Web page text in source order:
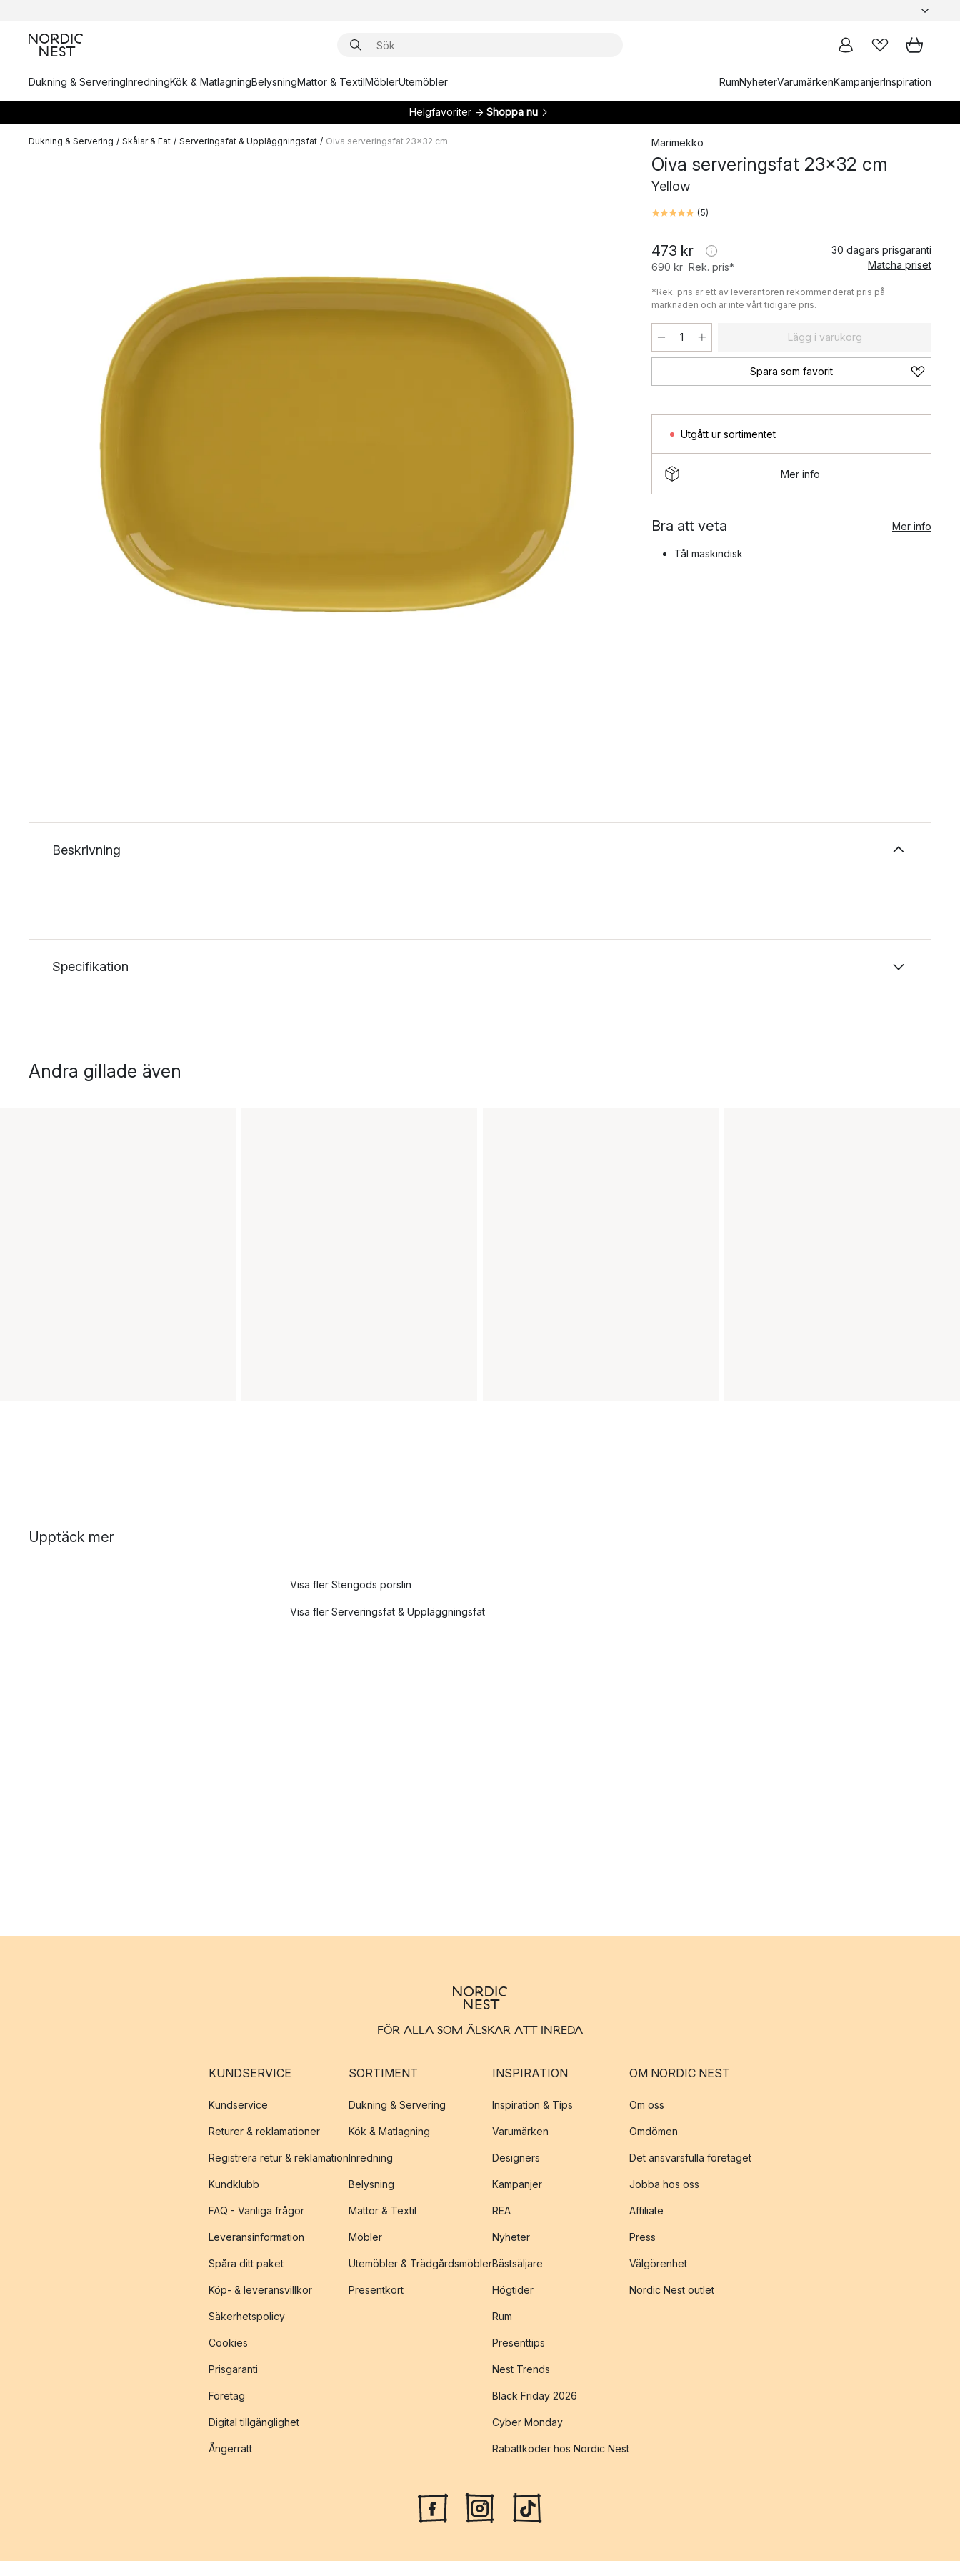
Dukning & ServeringInredningKök & MatlagningBelysningMattor & TextilMöblerUtemöbler RumNyheterVarumärkenKampanjerInspiration
Helgfavoriter → Shoppa nu
Dukning & Servering / Skålar & Fat / Serveringsfat & Uppläggningsfat / Oiva serveringsfat 23x32 cm Marimekko
Oiva serveringsfat 23x32 cm
Yellow
(5)
473 kr
690 kr Rek. pris*
30 dagars prisgaranti
Matcha priset
*Rek. pris är ett av leverantören rekommenderat pris på
marknaden och är inte vårt tidigare pris.
Lägg i varukorg
Spara som favorit
Utgått ur sortimentet
Mer info
Bra att veta Mer info
Tål maskindisk
Beskrivning
Specifikation
Andra gillade även
Upptäck mer
Visa fler Stengods porslin
Visa fler Serveringsfat & Uppläggningsfat
FÖR ALLA SOM ÄLSKAR ATT INREDA
KUNDSERVICE
Kundservice
Returer & reklamationer
Registrera retur & reklamation
Kundklubb
FAQ - Vanliga frågor
Leveransinformation
Spåra ditt paket
Köp- & leveransvillkor
Säkerhetspolicy
Cookies
Prisgaranti
Företag
Digital tillgänglighet
Ångerrätt
SORTIMENT
Dukning & Servering
Kök & Matlagning
Inredning
Belysning
Mattor & Textil
Möbler
Utemöbler & Trädgårdsmöbler
Presentkort
INSPIRATION
Inspiration & Tips
Varumärken
Designers
Kampanjer
REA
Nyheter
Bästsäljare
Högtider
Rum
Presenttips
Nest Trends
Black Friday 2026
Cyber Monday
Rabattkoder hos Nordic Nest
OM NORDIC NEST
Om oss
Omdömen
Det ansvarsfulla företaget
Jobba hos oss
Affiliate
Press
Välgörenhet
Nordic Nest outlet